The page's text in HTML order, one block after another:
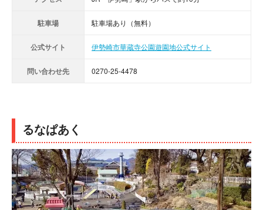
駐車場 駐車場あり（無料）
公式サイト 伊勢崎市華蔵寺公園遊園地公式サイト
問い合わせ先 0270-25-4478
るなぱあく